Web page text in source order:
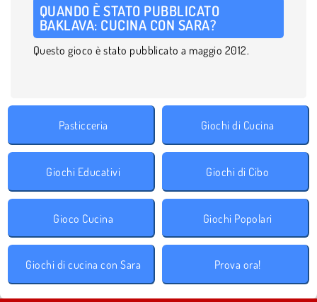
QUANDO È STATO PUBBLICATO
BAKLAVA: CUCINA CON SARA?
Questo gioco è stato pubblicato a maggio 2012.
Pasticceria Giochi di Cucina
Giochi Educativi Giochi di Cibo
Gioco Cucina Giochi Popolari
Giochi di cucina con Sara Prova ora!